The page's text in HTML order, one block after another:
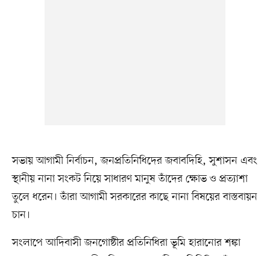
সভায় আগামী নির্বাচন, জনপ্রতিনিধিদের জবাবদিহি, সুশাসন এবং
স্থানীয় নানা সংকট নিয়ে সাধারণ মানুষ তাঁদের ক্ষোভ ও প্রত্যাশা
তুলে ধরেন। তাঁরা আগামী সরকারের কাছে নানা বিষয়ের বাস্তবায়ন
চান।
সংলাপে আদিবাসী জনগোষ্ঠীর প্রতিনিধিরা ভূমি হারানোর শঙ্কা